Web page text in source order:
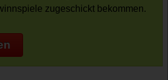
zugeschickt bekommen.